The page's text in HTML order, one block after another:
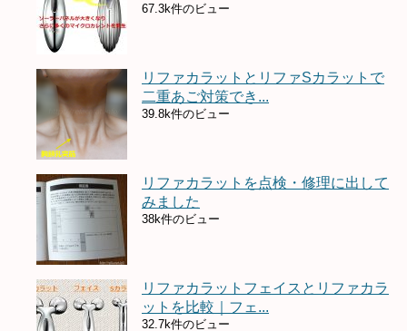
67.3k件のビュー
リファカラットとリファSカラットで
二重あご対策でき...
39.8k件のビュー
リファカラットを点検・修理に出して
みました
38k件のビュー
リファカラットフェイスとリファカラ
ットを比較｜フェ...
32.7k件のビュー